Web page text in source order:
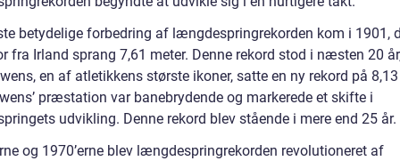
betydelige forbedring af længdespringrekorden kom i 1901,
fra Irland sprang 7,61 meter. Denne rekord stod i næsten 20
en af atletikkens største ikoner, satte en ny rekord på
præstation var banebrydende og markerede et skifte i
udvikling. Denne rekord blev stående i mere end 25 år.
og 1970’erne blev længdespringrekorden revolutioneret af